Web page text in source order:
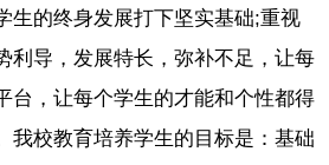
生的终身发展打下坚实基础;重视
利导，发展特长，弥补不足，让每
台，让每个学生的才能和个性都得
我校教育培养学生的目标是：基础